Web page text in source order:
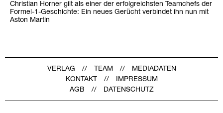
Christian Horner gilt als einer der erfolgreichsten Teamchefs der
Formel-1-Geschichte: Ein neues Gerücht verbindet ihn nun mit
Aston Martin
VERLAG TEAM
MEDIADATEN
KONTAKT
IMPRESSUM
AGB
DATENSCHUTZ